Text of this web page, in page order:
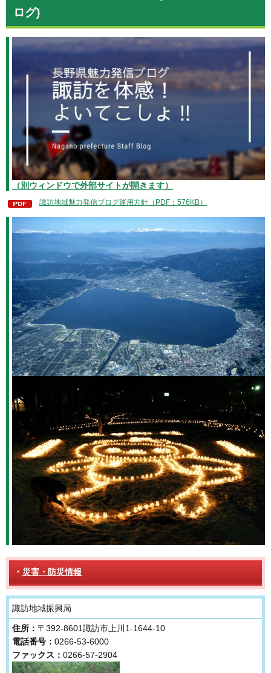
ログ)
（別ウィンドウで外部サイトが開きます）
諏訪地域魅力発信ブログ運用方針（PDF：576KB）
災害・防災情報
諏訪地域振興局
住所： 〒392-8601諏訪市上川1-1644-10
電話番号： 0266-53-6000
ファックス： 0266-57-2904